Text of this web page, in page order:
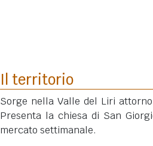
Il territorio
Sorge nella Valle del Liri
Presenta la chiesa di San
mercato settimanale.